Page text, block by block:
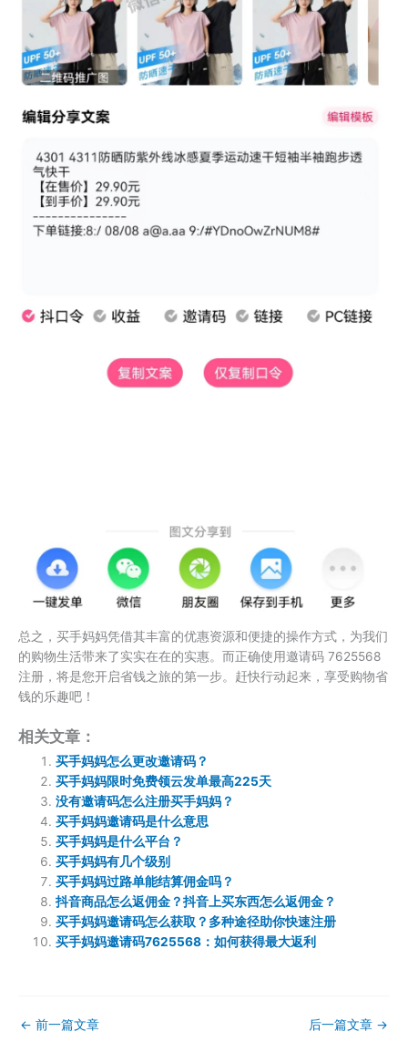
总之，买手妈妈凭借其丰富的优惠资源和便捷的操作方式，为我们
的购物生活带来了实实在在的实惠。而正确使用邀请码 7625568
注册，将是您开启省钱之旅的第一步。赶快行动起来，享受购物省
钱的乐趣吧！
相关文章：
买手妈妈怎么更改邀请码？
买手妈妈限时免费领云发单最高225天
没有邀请码怎么注册买手妈妈？
买手妈妈邀请码是什么意思
买手妈妈是什么平台？
买手妈妈有几个级别
买手妈妈过路单能结算佣金吗？
抖音商品怎么返佣金？抖音上买东西怎么返佣金？
买手妈妈邀请码怎么获取？多种途径助你快速注册
买手妈妈邀请码7625568：如何获得最大返利
← 前一篇文章 后一篇文章 →